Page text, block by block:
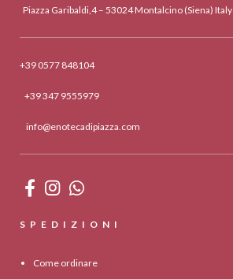
Piazza Garibaldi,4 – 53024 Montalcino (Siena) Italy
+39 0577 848104
+39 347 9555979
info@enotecadipiazza.com
SPEDIZIONI
Come ordinare